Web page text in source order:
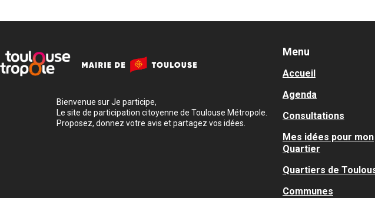
Bienvenue sur Je participe,
Le site de participation citoyenne de Toulouse Métropole.
Proposez, donnez votre avis et partagez vos idées.
Menu
Accueil
Agenda
Consultations
Mes idées pour mon
Quartier
Quartiers de
Communes